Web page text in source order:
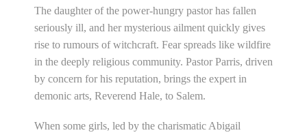
The daughter of the power-hungry pastor has fallen
seriously ill, and her mysterious ailment quickly gives
rise to rumours of witchcraft. Fear spreads like wildfire
in the deeply religious community. Pastor Parris, driven
by concern for his reputation, brings the expert in
demonic arts, Reverend Hale, to Salem.
When some girls, led by the charismatic Abigail